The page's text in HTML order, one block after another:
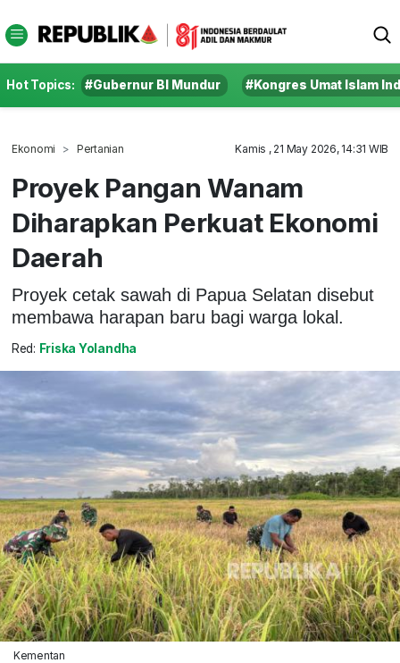
Hot Topics: #Gubernur BI Mundur #Kongres Umat Islam
Ekonomi Pertanian Kamis , 21 May 2026, 14:31 WIB
Proyek Pangan Wanam
Diharapkan Perkuat Ekonomi
Daerah
Proyek cetak sawah di Papua Selatan disebut
membawa harapan baru bagi warga lokal.
Red: Friska Yolandha
Kementan